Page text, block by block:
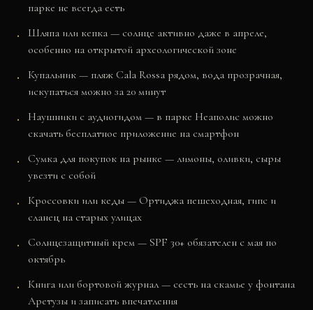
парке не всегда есть
Шляпа или кепка — солнце активно даже в апреле,
особенно на открытой археологической зоне
Купальник — пляж Cala Rossa рядом, вода прозрачная,
искупаться можно за 20 минут
Наушники с аудиогидом — в парке Неаполис можно
скачать бесплатное приложение на смартфон
Сумка для покупок на рынке — лимоны, оливки, сыры
увезти с собой
Кроссовки или кеды — Ортиджа пешеходная, гипс и
сланец на старых улицах
Солнцезащитный крем — SPF 30+ обязателен с мая по
октябрь
Книга или бортовой журнал — сесть на скамье у фонтана
Аретузы и записать впечатления